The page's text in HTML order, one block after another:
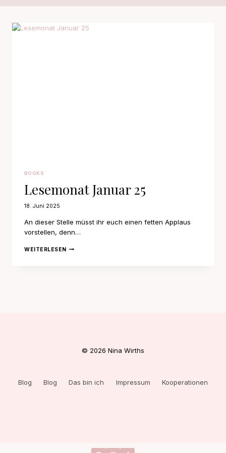
BOOKS
Lesemonat Januar 25
18. Juni 2025
An dieser Stelle müsst ihr euch einen fetten Applaus
vorstellen, denn…
WEITERLESENLESEMONAT
© 2026 Nina Wirths
Blog Blog Das bin ich Impressum Kooperationen